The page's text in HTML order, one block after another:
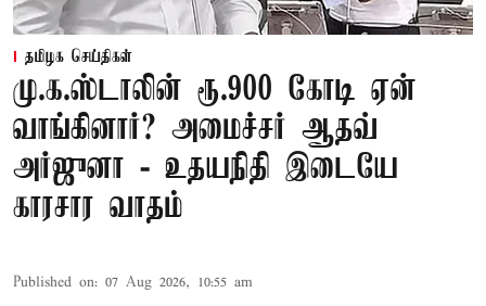
தமிழக செய்திகள்
மு.க.ஸ்டாலின் ரூ.900 கோடி ஏன்
வாங்கினார்? அமைச்சர் ஆதவ்
அர்ஜுனா - உதயநிதி இடையே
காரசார வாதம்
Published on: 07 Aug 2026, 10:55 am